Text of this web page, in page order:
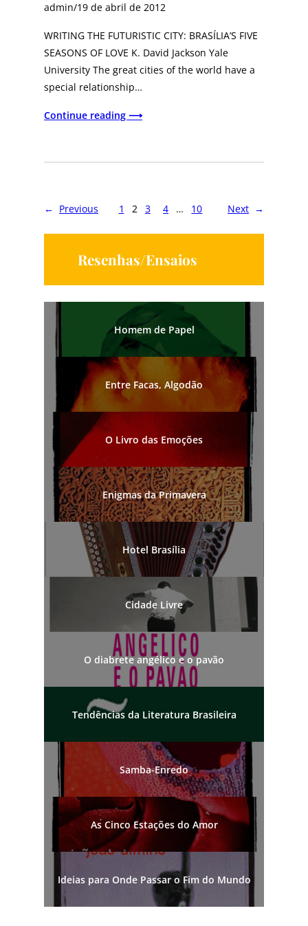
admin/19 de abril de 2012
WRITING THE FUTURISTIC CITY: BRASÍLIA’S FIVE
SEASONS OF LOVE K. David Jackson Yale
University The great cities of the world have a
special relationship…
Continue reading ⟶
← Previous 1 2 3 4 … 10 Next →
Resenhas/Ensaios
Homem de Papel
Entre Facas, Algodão
O Livro das Emoções
Enigmas da Primavera
Hotel Brasília
Cidade Livre
O diabrete angélico e o pavão
Tendências da Literatura Brasileira
Samba-Enredo
As Cinco Estações do Amor
Ideias para Onde Passar o Fim do Mundo